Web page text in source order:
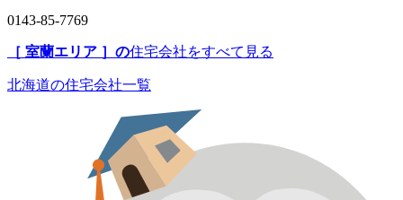
0143-85-7769
［ 室蘭エリア ］の住宅会社をすべて見る
北海道の住宅会社一覧